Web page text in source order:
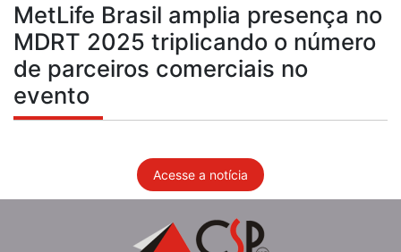
MetLife Brasil amplia presença no
MDRT 2025 triplicando o número
de parceiros comerciais no
evento
Acesse a notícia